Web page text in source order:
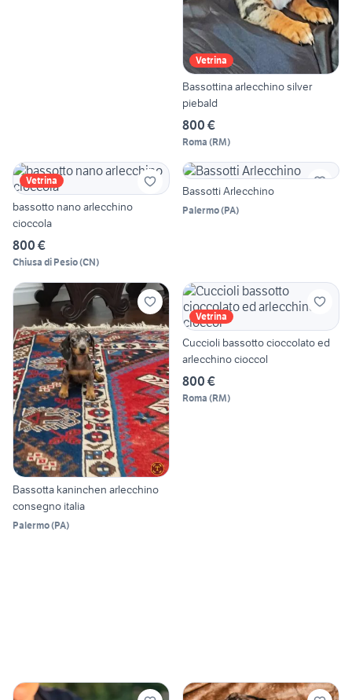
Vetrina
Bassottina arlecchino silver
piebald
800 €
Roma (RM)
Vetrina
bassotto nano arlecchino
cioccola
800 €
Chiusa di Pesio(CN)
Bassotti Arlecchino
Palermo(PA)
Bassotta kaninchen arlecchino
consegno italia
Palermo(PA)
Vetrina
Cuccioli bassotto cioccolato ed
arlecchino cioccol
800 €
Roma (RM)